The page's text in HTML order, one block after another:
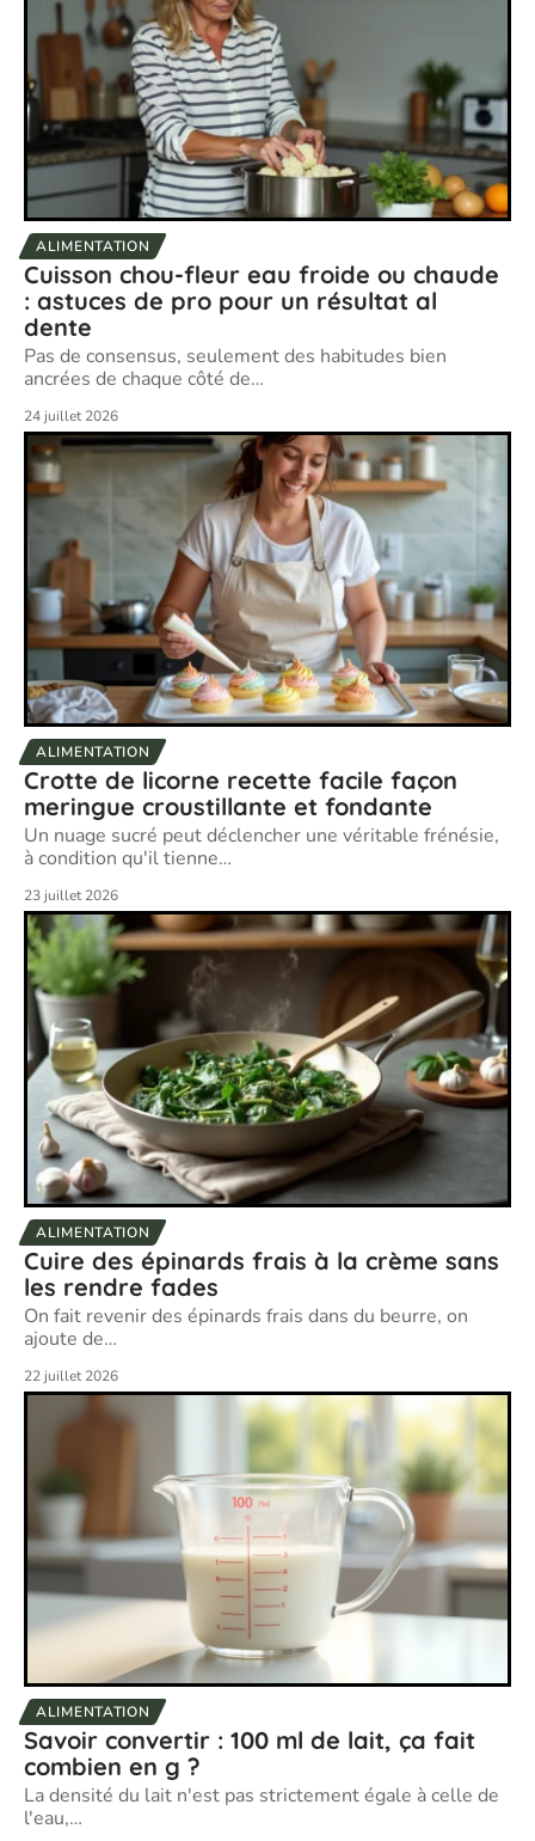
ALIMENTATION
Cuisson chou-fleur eau froide ou chaude
: astuces de pro pour un résultat al
dente
Pas de consensus, seulement des habitudes bien
ancrées de chaque côté de…
24 juillet 2026
ALIMENTATION
Crotte de licorne recette facile façon
meringue croustillante et fondante
Un nuage sucré peut déclencher une véritable frénésie,
à condition qu'il tienne…
23 juillet 2026
ALIMENTATION
Cuire des épinards frais à la crème sans
les rendre fades
On fait revenir des épinards frais dans du beurre, on
ajoute de…
22 juillet 2026
ALIMENTATION
Savoir convertir : 100 ml de lait, ça fait
combien en g ?
La densité du lait n'est pas strictement égale à celle de
l'eau,…